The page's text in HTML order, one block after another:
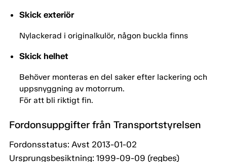
Skick exteriör
Nylackerad i originalkulör, någon buckla finns
Skick helhet
Behöver monteras en del saker efter lackering och
uppsnyggning av motorrum.
För att bli riktigt fin.
Fordonsuppgifter från Transportstyrelsen
Fordonsstatus: Avst 2013-01-02
Ursprungsbesiktning: 1999-09-09 (regbes)